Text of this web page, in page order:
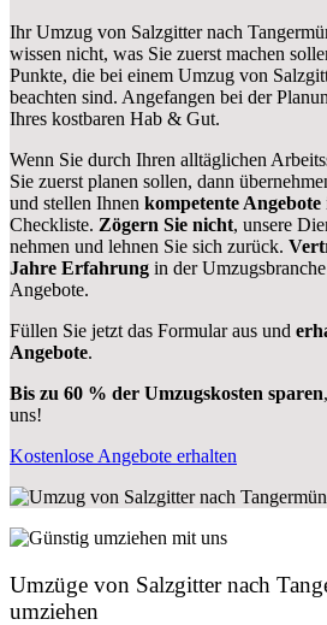
Ihr Umzug von Salzgitter nach
wissen nicht, was Sie zuerst machen
Punkte, die bei einem Umzug von
beachten sind. Angefangen bei der
Ihres kostbaren Hab & Gut.
Wenn Sie durch Ihren alltäglichen
Sie zuerst planen sollen, dann
und stellen Ihnen kompetente Angebote
Checkliste. Zögern Sie nicht, unsere
nehmen und lehnen Sie sich zurück.
Jahre Erfahrung in der
Angebote.
Füllen Sie jetzt das Formular aus und
Angebote.
Bis zu 60 % der Umzugskosten sparen
uns!
Kostenlose Angebote erhalten
Umzüge von Salzgitter nach
umziehen